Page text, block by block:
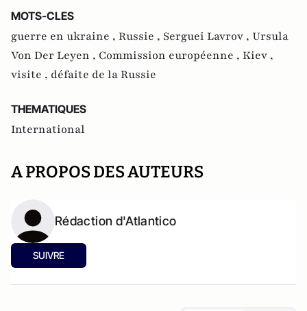
MOTS-CLES
guerre en ukraine , Russie , Serguei Lavrov , Ursula
Von Der Leyen , Commission européenne , Kiev ,
visite , défaite de la Russie
THEMATIQUES
International
A PROPOS DES AUTEURS
Rédaction d'Atlantico
SUIVRE